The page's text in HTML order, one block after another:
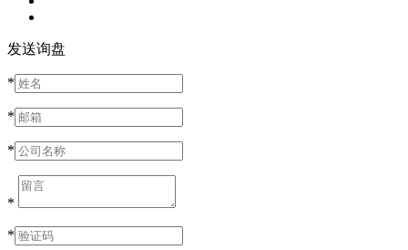
发送询盘
*
*
*
*
*